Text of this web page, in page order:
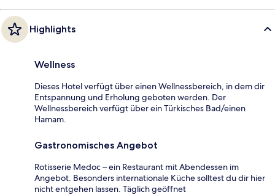
Highlights
Wellness
Dieses Hotel verfügt über einen Wellnessbereich, in dem dir
Entspannung und Erholung geboten werden. Der
Wellnessbereich verfügt über ein Türkisches Bad/einen
Hamam.
Gastronomisches Angebot
Rotisserie Medoc – ein Restaurant mit Abendessen im
Angebot. Besonders internationale Küche solltest du dir hier
nicht entgehen lassen. Täglich geöffnet